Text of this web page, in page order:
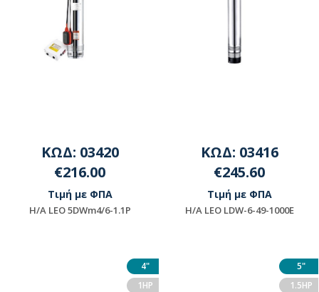
ΚΩΔ: 03420
€216.00
Τιμή με ΦΠΑ
Η/Α LEO 5DWm4/6-1.1P
ΚΩΔ: 03416
€245.60
Τιμή με ΦΠΑ
H/A LEO LDW-6-49-1000E
4"
1HP
5"
1.5HP